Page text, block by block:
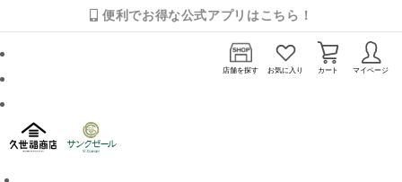
便利でお得な公式アプリはこちら！
店舗を探す お気に入り カート マイページ